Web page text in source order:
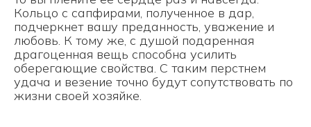
Кольцо с сапфирами, полученное в дар,
подчеркнет вашу преданность, уважение и
любовь. К тому же, с душой подаренная
драгоценная вещь способна усилить
оберегающие свойства. С таким перстнем
удача и везение точно будут сопутствовать по
жизни своей хозяйке.